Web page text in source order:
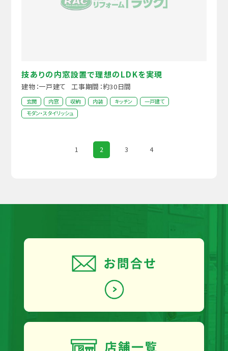
技ありの内窓設置で理想のLDKを実現
建物：一戸建て 工事期間：約30日間
玄関 内窓 収納 内装 キッチン
一戸建て
モダン・スタイリッシュ
1 2 3 4